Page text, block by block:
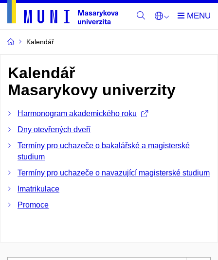
Kalendář
Kalendář
Masarykovy univerzity
Harmonogram akademického roku
Dny otevřených dveří
Termíny pro uchazeče o bakalářské a magisterské
studium
Termíny pro uchazeče o navazující magisterské studium
Imatrikulace
Promoce